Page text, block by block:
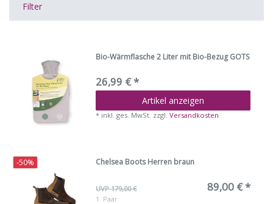
Filter
Bio-Wärmflasche 2 Liter mit Bio-Bezug GOTS
26,99 € *
Artikel anzeigen
* inkl. ges. MwSt. zzgl.Versandkosten
-50% Chelsea Boots Herren braun
UVP 179,00 € 89,00 € *
1 Paar